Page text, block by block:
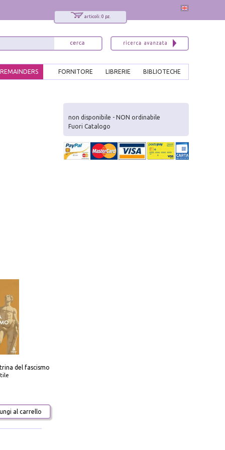
articoli: 0 pz.
BIBLIOTECHE
LIBRERIE
FORNITORE
REMAINDERS
del fascismo
al carrello
non disponibile - NON ordinabile
Fuori Catalogo
x
Interessato ai nostri libri?
Allora iscriviti alla nostra newsletter!
Sarai informato delle nostre novità, potrai
comunque cancellarti quando desideri.